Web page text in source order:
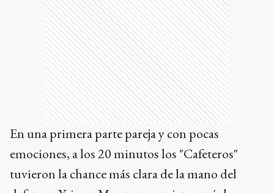
En una primera parte pareja y con pocas
emociones, a los 20 minutos los "Cafeteros"
tuvieron la chance más clara de la mano del
defensor Yeimar Mosquera, quien ganó de
cabeza y el tiro se fue apenas desviado.
Ya en la segunda mitad, a los 15 minutos
nuevamente Mosquera remató de cabeza, pero
esta vez fue el arquero albiceleste Jeremías
Martinet quien capturó la pelota para mantener